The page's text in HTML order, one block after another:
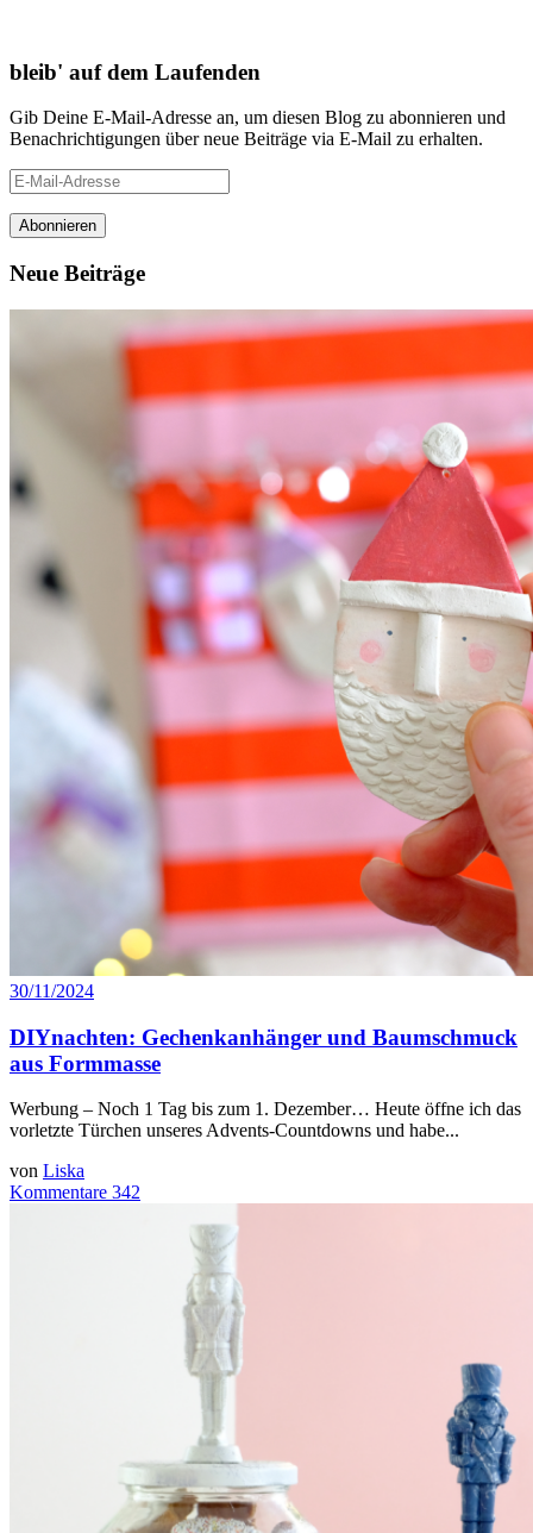
bleib' auf dem Laufenden
Gib Deine E-Mail-Adresse an, um diesen Blog zu abonnieren und
Benachrichtigungen über neue Beiträge via E-Mail zu erhalten.
E-
Mail-
Adresse
Neue Beiträge
30/11/2024
DIYnachten: Gechenkanhänger und Baumschmuck
aus Formmasse
Werbung – Noch 1 Tag bis zum 1. Dezember… Heute öffne ich das
vorletzte Türchen unseres Advents-Countdowns und habe...
von Liska
Kommentare 342